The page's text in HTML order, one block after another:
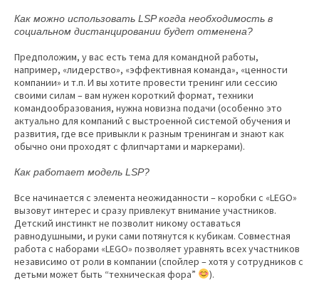
Как можно использовать LSPкогда необходимость в
социальном дистанцировании будет отменена?
Предположим, у вас есть тема для командной работы,
например, «лидерство», «эффективная команда», «ценности
компании» и т.п. И вы хотите провести тренинг или сессию
своими силам – вам нужен короткий формат, техники
командообразования, нужна новизна подачи (особенно это
актуально для компаний с выстроенной системой обучения и
развития, где все привыкли к разным тренингам и знают как
обычно они проходят с флипчартами и маркерами).
Как работает модель LSP?
Все начинается с элемента неожиданности – коробки с «LEGO»
вызовут интерес и сразу привлекут внимание участников.
Детский инстинкт не позволит никому оставаться
равнодушными, и руки сами потянутся к кубикам. Совместная
работа с наборами «LEGO» позволяет уравнять всех участников
независимо от роли в компании (спойлер – хотя у сотрудников с
детьми может быть “техническая фора”
).